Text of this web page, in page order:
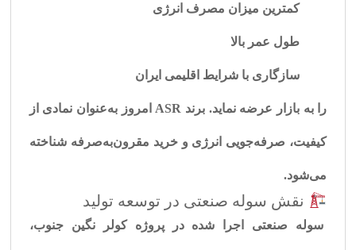
کمترین میزان مصرف انرژی
طول عمر بالا
سازگاری با شرایط اقلیمی ایران
را به بازار عرضه نماید. برند ASR امروز به‌عنوان نمادی از
کیفیت، صرفه‌جویی انرژی و خرید مقرون‌به‌صرفه شناخته
می‌شود.
نقش سوله صنعتی در توسعه تولید
سوله صنعتی اجرا شده در پروژه کولر نگین جنوب،